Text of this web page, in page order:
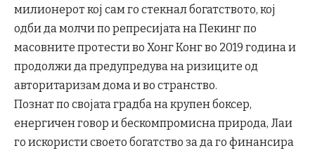
милионерот кој сам го стекнал богатството, кој
одби да молчи по репресијата на Пекинг по
масовните протести во Хонг Конг во 2019 година и
продолжи да предупредува на ризиците од
авторитаризам дома и во странство.
Познат по својата градба на крупен боксер,
енергичен говор и бескомпромисна природа, Лаи
го искористи своето богатство за да го финансира